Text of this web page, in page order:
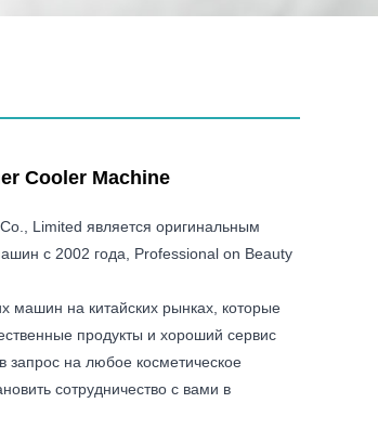
Cooler Machine
Limited является оригинальным
с 2002 года, Professional on Beauty
машин на китайских рынках, которые
продукты и хороший сервис
запрос на любое косметическое
сотрудничество с вами в